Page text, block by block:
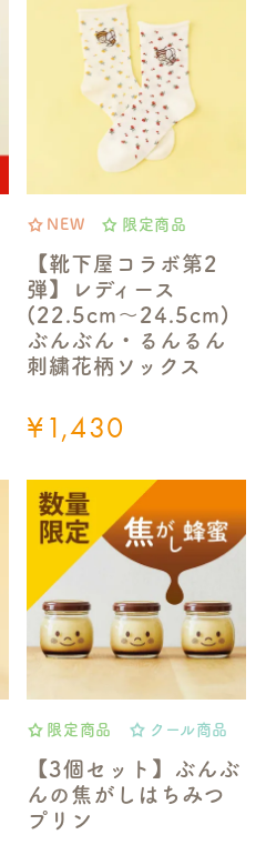
【靴下屋コラボ第2
弾】レディース
(22.5cm～24.5cm)
ぶんぶん・るんるん
刺繍花柄ソックス
NEW 限定商品
¥1,430
【3個セット】ぶんぶ
んの焦がしはちみつ
プリン
限定商品 クール商品